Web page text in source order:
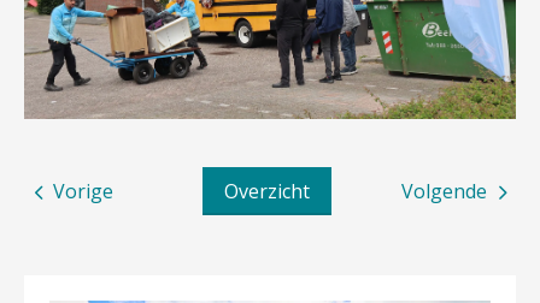
Volgende
Overzicht
Vorige